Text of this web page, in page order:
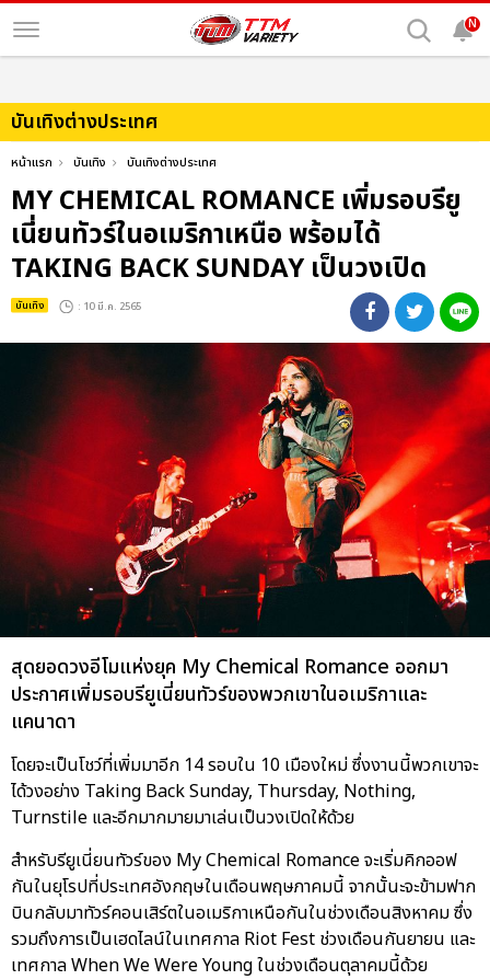
N
บันเทิงต่างประเทศ
หน้าแรก บันเทิง บันเทิงต่างประเทศ
MY CHEMICAL ROMANCE เพิ่มรอบรียู
เนี่ยนทัวร์ในอเมริกาเหนือ พร้อมได้
TAKING BACK SUNDAY เป็นวงเปิด
บันเทิง : 10 มี.ค. 2565
สุดยอดวงอีโมแห่งยุค My Chemical Romance ออกมา
ประกาศเพิ่มรอบรียูเนี่ยนทัวร์ของพวกเขาในอเมริกาและ
แคนาดา
โดยจะเป็นโชว์ที่เพิ่มมาอีก 14 รอบใน 10 เมืองใหม่ ซึ่งงานนี้พวกเขาจะ
ได้วงอย่าง Taking Back Sunday, Thursday, Nothing,
Turnstile และอีกมากมายมาเล่นเป็นวงเปิดให้ด้วย
สำหรับรียูเนี่ยนทัวร์ของ My Chemical Romance จะเริ่มคิกออฟ
กันในยุโรปที่ประเทศอังกฤษในเดือนพฤษภาคมนี้ จากนั้นะจะข้ามฟาก
บินกลับมาทัวร์คอนเสิร์ตในอเมริกาเหนือกันในช่วงเดือนสิงหาคม ซึ่ง
รวมถึงการเป็นเฮดไลน์ในเทศกาล Riot Fest ช่วงเดือนกันยายน และ
เทศกาล When We Were Young ในช่วงเดือนตุลาคมนี้ด้วย